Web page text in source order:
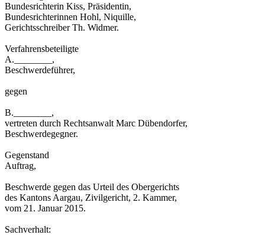
Bundesrichterin Kiss, Präsidentin,
Bundesrichterinnen Hohl, Niquille,
Gerichtsschreiber Th. Widmer.
Verfahrensbeteiligte
A.________,
Beschwerdeführer,
gegen
B.________,
vertreten durch Rechtsanwalt Marc Dübendorfer,
Beschwerdegegner.
Gegenstand
Auftrag,
Beschwerde gegen das Urteil des Obergerichts
des Kantons Aargau, Zivilgericht, 2. Kammer,
vom 21. Januar 2015.
Sachverhalt: